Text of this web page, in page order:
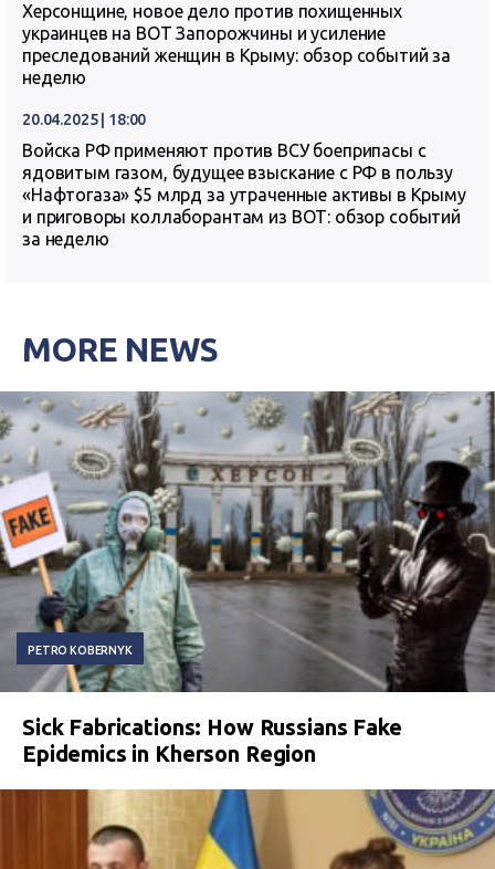
Херсонщине, новое дело против похищенных
украинцев на ВОТ Запорожчины и усиление
преследований женщин в Крыму: обзор событий за
неделю
20.04.2025 | 18:00
Войска РФ применяют против ВСУ боеприпасы с
ядовитым газом, будущее взыскание с РФ в пользу
«Нафтогаза» $5 млрд за утраченные активы в Крыму
и приговоры коллаборантам из ВОТ: обзор событий
за неделю
MORE NEWS
PETRO KOBERNYK
Sick Fabrications: How Russians Fake
Epidemics in Kherson Region